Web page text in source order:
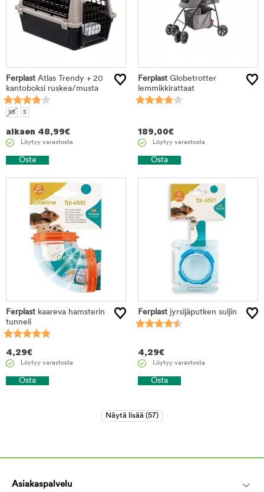
Ferplast Atlas Trendy + 20
kantoboksi ruskea/musta
XS S
alkaen 48,99€
Löytyy varastosta
Osta
Ferplast Globetrotter
lemmikkirattaat
189,00€
Löytyy varastosta
Osta
Ferplast kaareva hamsterin
tunneli
4,29€
Löytyy varastosta
Osta
Ferplast jyrsijäputken suljin
4,29€
Löytyy varastosta
Osta
Asiakaspalvelu